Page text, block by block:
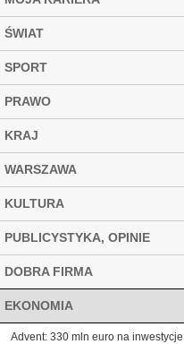
ŚWIAT
SPORT
PRAWO
KRAJ
WARSZAWA
KULTURA
PUBLICYSTYKA, OPINIE
DOBRA FIRMA
EKONOMIA
Advent: 330 mln euro na inwestycje